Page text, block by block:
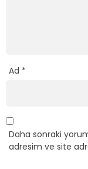
Ad *
Daha sonraki
adresim ve site